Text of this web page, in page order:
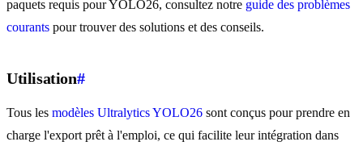
paquets requis pour YOLO26, consultez notre guide des problèmes
courants pour trouver des solutions et des conseils.
Utilisation#
Tous les modèles Ultralytics YOLO26 sont conçus pour prendre en
charge l'export prêt à l'emploi, ce qui facilite leur intégration dans